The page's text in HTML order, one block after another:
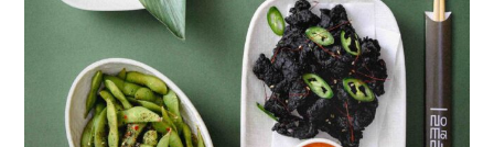
风味主菜，以及匠心呈现的甜品。 价格包含 二道式
菜单- AED 85 per person ...